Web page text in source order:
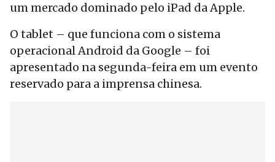
um mercado dominado pelo iPad da Apple.
O tablet – que funciona com o sistema
operacional Android da Google – foi
apresentado na segunda-feira em um evento
reservado para a imprensa chinesa.